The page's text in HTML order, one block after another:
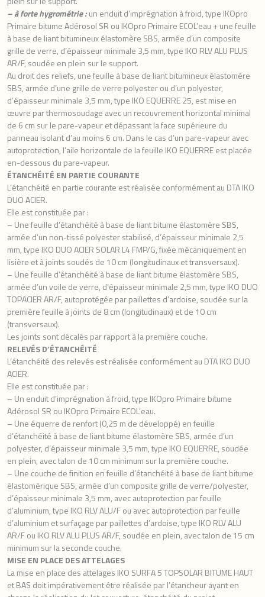
– à forte hygrométrie :un enduit d’imprégnation à froid, type IKOpro
Primaire bitume Adérosol SR ou IKOpro Primaire ECOL’eau + une feuille
à base de liant bitumineux élastomère SBS, armée d’un composite
grille de verre, d’épaisseur minimale 3,5 mm, type IKO RLV ALU PLUS
AR/F, soudée en plein sur le support.
Au droit des reliefs, une feuille à base de liant bitumineux élastomère
SBS, armée d’une grille de verre polyester ou d’un polyester,
d’épaisseur minimale 3,5 mm, type IKO EQUERRE 25, est mise en
œuvre par thermosoudage avec un recouvrement horizontal minimal
de 6 cm sur le pare-vapeur et dépassant la face supérieure du
panneau isolant d’au moins 6 cm. Dans le cas d’un pare-vapeur avec
autoprotection, l’aile horizontale de la feuille IKO EQUERRE est placée
en-dessous du pare-vapeur.
ÉTANCHÉITÉ EN PARTIE COURANTE
L’étanchéité en partie courante est réalisée conformément au DTA IKO
DUO ACIER.
Elle est constituée par :
– Une feuille d’étanchéité à base de liant bitume élastomère SBS,
armée d’un non-tissé polyester stabilisé, d’épaisseur minimale 2,5
mm, type IKO DUO ACIER SOLAR L4 FMP/G, fixée mécaniquement en
lisière et à joints soudés de 10 cm (longitudinaux et transversaux).
– Une feuille d’étanchéité à base de liant bitume élastomère SBS,
armée d’un voile de verre, d’épaisseur minimale 2,5 mm, type IKO DUO
TOPACIER AR/F, autoprotégée par paillettes d’ardoise, soudée sur la
première feuille à joints de 8 cm (longitudinaux) et de 10 cm
(transversaux).
Les joints sont décalés par rapport à la première couche.
RELEVÉS D’ÉTANCHÉITÉ
L’étanchéité des relevés est réalisée conformément au DTA IKO DUO
ACIER.
Elle est constituée par :
– Un enduit d’imprégnation à froid, type IKOpro Primaire bitume
Adérosol SR ou IKOpro Primaire ECOL’eau.
– Une équerre de renfort (0,25 m de développé) en feuille
d’étanchéité à base de liant bitume élastomère SBS, armée d’un
polyester, d’épaisseur minimale 3,5 mm, type IKO EQUERRE, soudée
en plein, avec talon de 10 cm minimum sur la première couche.
– Une couche de finition en feuille d’étanchéité à base de liant bitume
élastomèrique SBS, armée d’un composite grille de verre/polyester,
d’épaisseur minimale 3,5 mm, avec autoprotection par feuille
d’aluminium, type IKO RLV ALU/F ou avec autoprotection par feuille
d’aluminium et surfaçage par paillettes d’ardoise, type IKO RLV ALU
AR/F ou IKO RLV ALU PLUS AR/F, soudée en plein, avec talon de 15 cm
minimum sur la seconde couche.
MISE EN PLACE DES ATTELAGES
La mise en place des attelages IKO SURFA 5 TOPSOLAR BITUME HAUT
et BAS doit impérativement être réalisée par l’étancheur ayant en